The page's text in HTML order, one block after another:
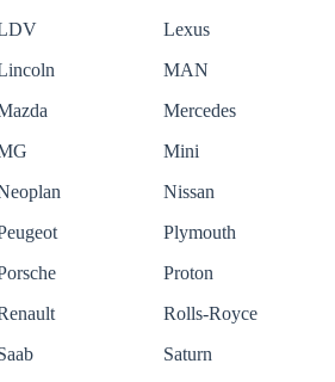
Lexus
MAN
Mercedes
Mini
Nissan
Plymouth
Proton
Rolls-Royce
Saturn